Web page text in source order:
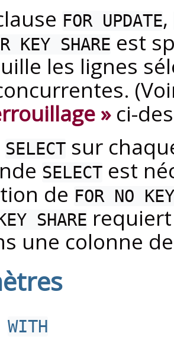
FOR UPDATE,
KEY SHARE est
les lignes
»ci-
SELECT sur
SELECT est
de FOR NO
SHARE
une colonne
WITH